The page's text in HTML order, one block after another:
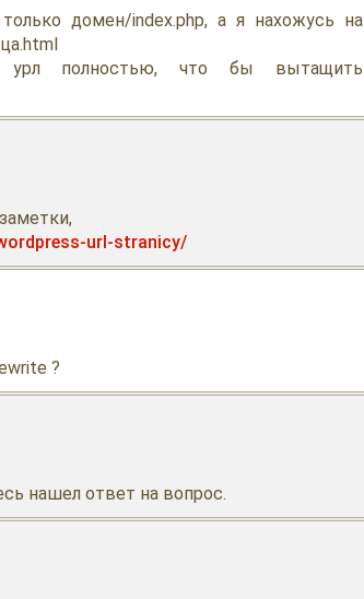
домен/index.php, а я нахожусь на
урл полностью, что бы вытащить
url-stranicy/
?
нашел ответ на вопрос.